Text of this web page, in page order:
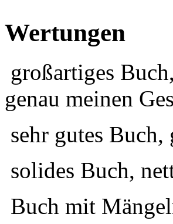
Wertungen
großartiges
genau meinen
sehr gutes Buch,
solides Buch,
Buch mit